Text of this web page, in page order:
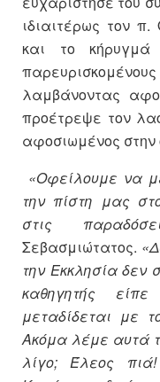
ιδιαιτέρως τον
και το
λαμβάνοντας
προέτρεψε τον
αφοσιωμένος στην
«Οφείλουμε να
την πίστη μας
στις
Σεβασμιώτατος.
την Εκκλησία δεν
καθηγητής
μεταδίδεται με
Ακόμα λέμε αυτά
λίγο; Έλεος